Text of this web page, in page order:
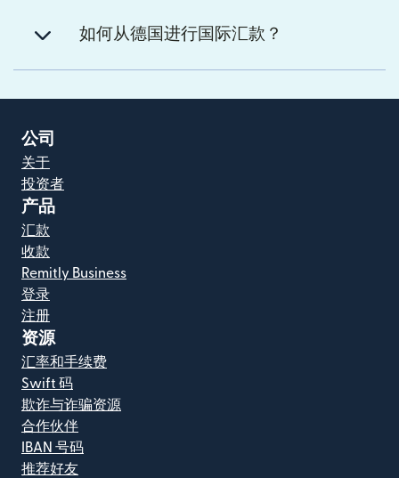
如何从德国进行国际汇款？
公司
关于
投资者
产品
汇款
收款
Remitly Business
登录
注册
资源
汇率和手续费
Swift 码
欺诈与诈骗资源
合作伙伴
IBAN 号码
推荐好友